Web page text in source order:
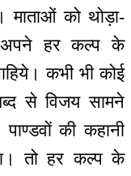
माताओं को थोड़ा-
अपने हर कल्प के
कभी भी कोई
से विजय सामने
की कहानी
तो हर कल्प के